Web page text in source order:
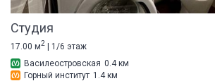
Студия
17.00 м2 | 1/6 этаж
Василеостровская 0.4 км
Горный институт 1.4 км